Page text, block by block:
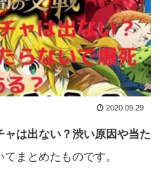
2020.09.29
ャは出ない？渋い原因や当た
てまとめたものです。